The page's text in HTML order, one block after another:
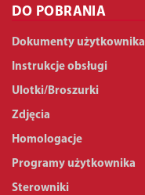
DO POBRANIA
Dokumenty użytkownika
Instrukcje obsługi
Ulotki/Broszurki
Zdjęcia
Homologacje
Programy użytkownika
Sterowniki